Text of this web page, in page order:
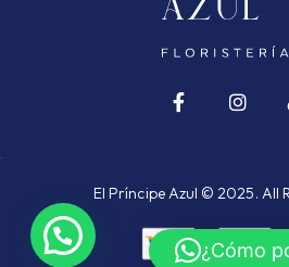
El Príncipe Azul © 2025. All
¿Cómo